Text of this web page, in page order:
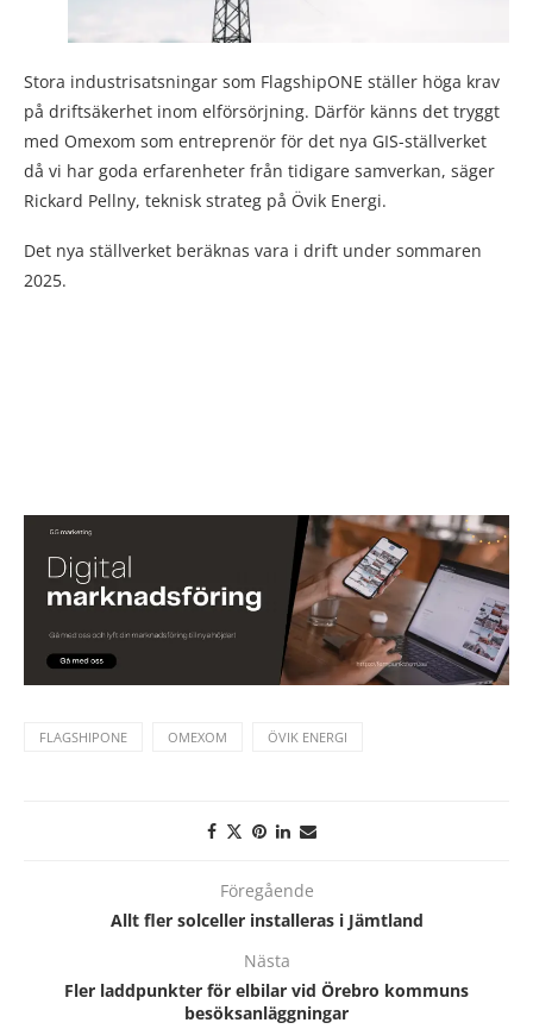
Stora industrisatsningar som FlagshipONE ställer höga krav
på driftsäkerhet inom elförsörjning. Därför känns det tryggt
med Omexom som entreprenör för det nya GIS-ställverket
då vi har goda erfarenheter från tidigare samverkan, säger
Rickard Pellny, teknisk strateg på Övik Energi.
Det nya ställverket beräknas vara i drift under sommaren
2025.
FLAGSHIPONE OMEXOM ÖVIK ENERGI
Föregående
Allt fler solceller installeras i Jämtland
Nästa
Fler laddpunkter för elbilar vid Örebro kommuns
besöksanläggningar